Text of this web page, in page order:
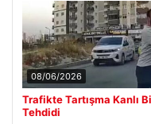
08/06/2026
Trafikte Tartışma Kanlı
Tehdidi